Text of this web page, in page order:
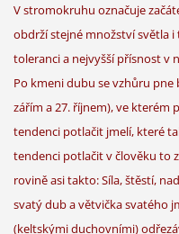
V stromokruhu označuje
obdrží stejné množství světla
toleranci a nejvyšší přísnost v
Po kmeni dubu se vzhůru pne
zářím a 27. říjnem), ve kterém
tendenci potlačit jmelí, které
tendenci potlačit v člověku to
rovině asi takto: Síla, štěstí,
svatý dub a větvička svatého
(keltskými duchovními)